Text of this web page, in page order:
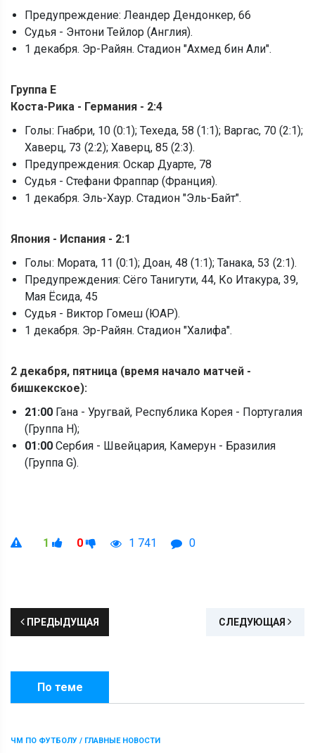
Предупреждение: Леандер Дендонкер, 66
Судья - Энтони Тейлор (Англия).
1 декабря. Эр-Райян. Стадион "Ахмед бин Али".
Группа E
Коста-Рика - Германия - 2:4
Голы: Гнабри, 10 (0:1); Техеда, 58 (1:1); Варгас, 70 (2:1);
Хаверц, 73 (2:2); Хаверц, 85 (2:3).
Предупреждения: Оскар Дуарте, 78
Судья - Стефани Фраппар (Франция).
1 декабря. Эль-Хаур. Стадион "Эль-Байт".
Япония - Испания - 2:1
Голы: Мората, 11 (0:1); Доан, 48 (1:1); Танака, 53 (2:1).
Предупреждения: Сёго Танигути, 44, Ко Итакура, 39,
Мая Ёсида, 45
Судья - Виктор Гомеш (ЮАР).
1 декабря. Эр-Райян. Стадион "Халифа".
2 декабря, пятница (время начало матчей -
бишкекское):
21:00 Гана - Уругвай, Республика Корея - Португалия
(Группа H);
01:00 Сербия - Швейцария, Камерун - Бразилия
(Группа G).
1 0 1 741 0
ПРЕДЫДУЩАЯ СЛЕДУЮЩАЯ
По теме
ЧМ ПО ФУТБОЛУ / ГЛАВНЫЕ НОВОСТИ